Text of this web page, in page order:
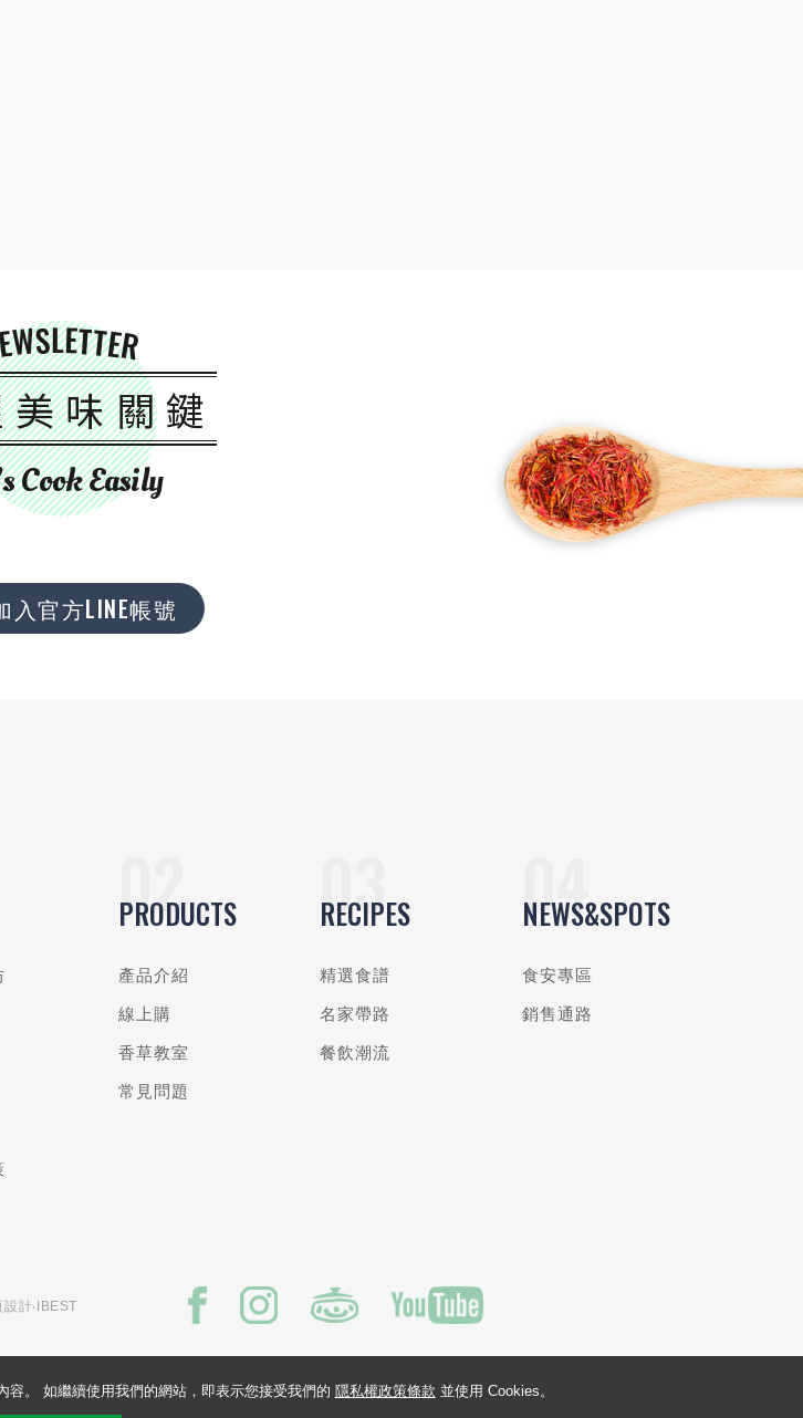
味關鍵
Cook Easily
入官方LINE帳號
PRODUCTS
產品介紹
線上購
香草教室
常見問題
RECIPES
精選食譜
名家帶路
餐飲潮流
NEWS&SPOTS
食安專區
銷售通路
設計‧IBEST
。 如繼續使用我們的網站，即表示您接受我們的 隱私權政策條款 並使用 Cookies。